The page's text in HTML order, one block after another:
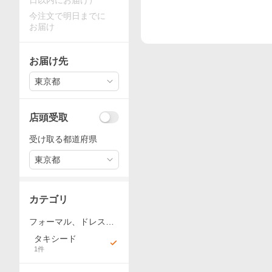
今注文で明日までに
お届け
お届け先
東京都
店頭受取
受け取る都道府県
東京都
カテゴリ
フォーマル、ドレス、
スーツ
タキシード
1件